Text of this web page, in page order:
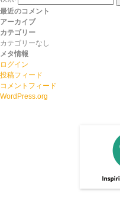
最近のコメント
アーカイブ
カテゴリー
カテゴリーなし
メタ情報
ログイン
投稿フィード
コメントフィード
WordPress.org